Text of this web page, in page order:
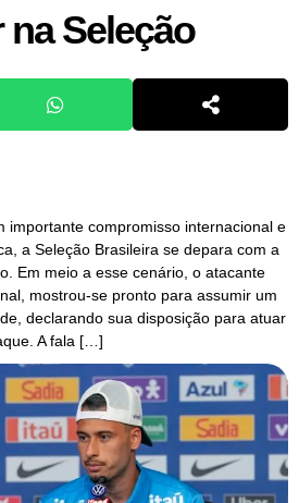
Seleção
importante compromisso internacional e
a Seleção Brasileira se depara com a
Em meio a esse cenário, o atacante
mostrou-se pronto para assumir um
declarando sua disposição para atuar
A fala […]